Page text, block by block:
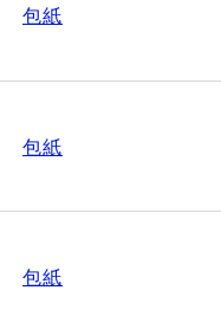
包紙
包紙
包紙